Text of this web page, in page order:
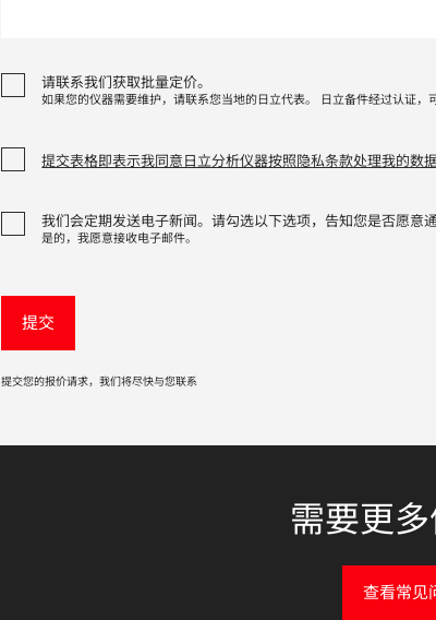
请联系我们获取批量定价。
如果您的仪器需要维护，请联系您当地的日立代表。 日立备件经过认证，
提交表格即表示我同意日立分析仪器按照隐私条款处理我的数据
我们会定期发送电子新闻。请勾选以下选项，告知您是否愿意
是的，我愿意接收电子邮件。
提交您的报价请求，我们将尽快与您联系
需要更多
查看常见